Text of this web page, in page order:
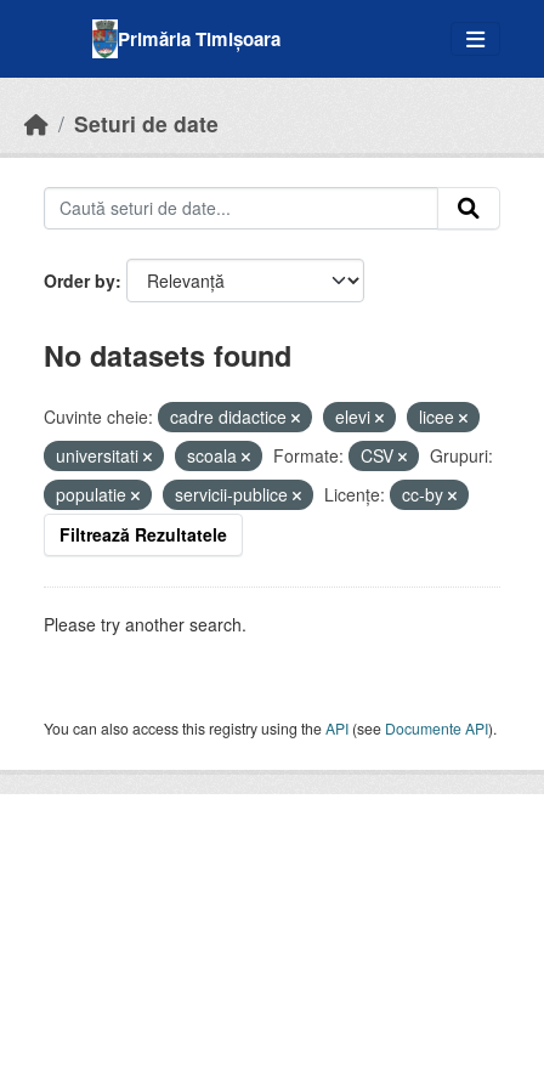
Primăria Timișoara
Seturi de date
Order by
No datasets found
Cuvinte cheie: cadre didactice elevi
licee
universitati
scoala Formate: CSV
Grupuri:
populatie
servicii-publice Licenţe:
cc-by
Filtrează Rezultatele
Please try another search.
You can also access this registry using theAPI (see Documente API).